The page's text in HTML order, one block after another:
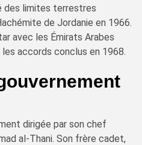
des limites terrestres
de Jordanie en 1966.
avec les Émirats Arabes
accords conclus en 1968.
dirigée par son chef
al-Thani. Son frère cadet,